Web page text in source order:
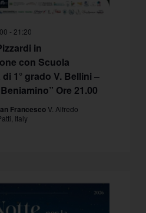
in
con Scuola
1° grado V. Bellini –
Ore 21.00
- 21:20
Francesco V. Alfredo
Italy